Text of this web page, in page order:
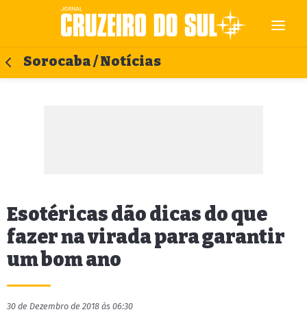
Sorocaba / Notícias
Esotéricas dão dicas do que
fazer na virada para garantir
um bom ano
30 de Dezembro de 2018 às 06:30